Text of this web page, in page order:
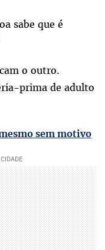
sabe que é
o outro.
prima de adulto
sem motivo